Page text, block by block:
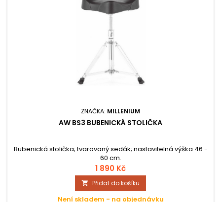
ZNAČKA: MILLENIUM
AW BS3 BUBENICKÁ STOLIČKA
Bubenická stolička; tvarovaný sedák; nastavitelná výška 46 -
60 cm.
1 890 Kč
 Přidat do košíku
Není skladem - na objednávku